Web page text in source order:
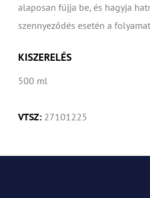
alaposan fújja be, és hagyja
szennyeződés esetén a
KISZERELÉS
500 ml
VTSZ: 27101225